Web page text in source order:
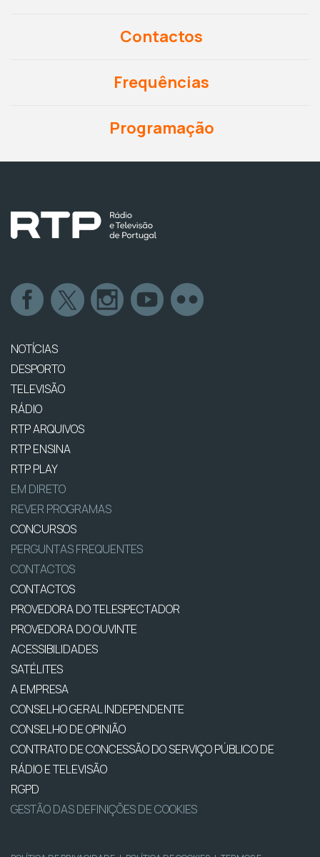
Contactos
Frequências
Programação
NOTÍCIAS
DESPORTO
TELEVISÃO
RÁDIO
RTP ARQUIVOS
RTP ENSINA
RTP PLAY
EM DIRETO
REVER PROGRAMAS
CONCURSOS
PERGUNTAS FREQUENTES
CONTACTOS
CONTACTOS
PROVEDORA DO TELESPECTADOR
PROVEDORA DO OUVINTE
ACESSIBILIDADES
SATÉLITES
A EMPRESA
CONSELHO GERAL INDEPENDENTE
CONSELHO DE OPINIÃO
CONTRATO DE CONCESSÃO DO SERVIÇO PÚBLICO DE
RÁDIO E TELEVISÃO
RGPD
GESTÃO DAS DEFINIÇÕES DE COOKIES